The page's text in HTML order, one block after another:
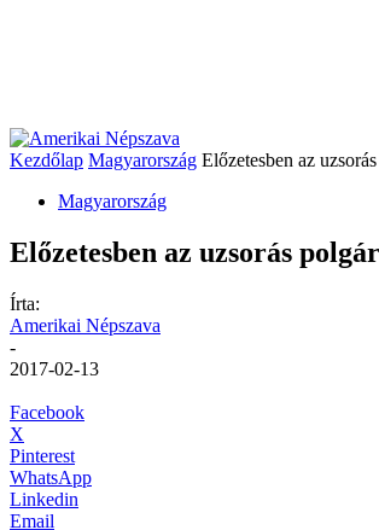
Kezdőlap Magyarország Előzetesben az
Magyarország
Előzetesben az uzsorás
Írta:
Amerikai Népszava
-
2017-02-13
Facebook
X
Pinterest
WhatsApp
Linkedin
Email